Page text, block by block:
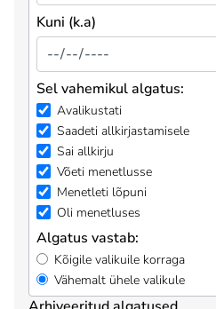
Kuni (k.a)
Sel vahemikul algatus:
Avalikustati
Saadeti allkirjastamisele
Sai allkirju
Võeti menetlusse
Menetleti lõpuni
Oli menetluses
Algatus vastab:
Kõigile valikuile korraga
Vähemalt ühele valikule